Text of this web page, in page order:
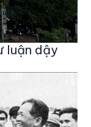
luận dậy